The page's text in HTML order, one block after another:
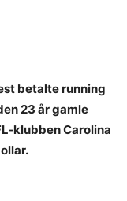
betalte running
23 år gamle
klubben Carolina